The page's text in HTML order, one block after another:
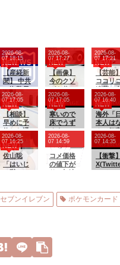
【産経新
聞】 中共
の海警局
と海軍の
船が衝突2
人死亡
南シナ海
でフィリ
ピン船を
追跡中、
公表まで
に1年
NEW
2026-08-
07 18:15
【画像】
今のクソ
ガキ共、
これを見
たこと無
くて渡さ
れたらパ
ニクるら
しいｗｗ
ｗｗｗｗ
ｗｗｗｗ
ｗｗｗ
NEW
2026-08-
07 17:27
【芸能】
ココリ
遠藤の
宅、猛暑
で全館
調故障…
新品交
費300万
円…高額
費用に
「高すぎ
る」
NEW
2026-08-
07 17:21
【相談】
早めに予
約した通
路側の席
に、見知
らぬ母子
が。車掌
じて無
視」して
奪われた
席は、結
局“やった
NEW
2026-08-
07 17:05
寒いので
床でうず
くまって
たら、猫
が背中に
乗ってき
た。のは
NEW
2026-08-
07 17:05
海外「日
本人は
んて気
いん
だ！」
高級紙も
驚愕し
界が衝撃
NEW
2026-08-
07 16:40
佐山聡
「はいじ
ンタされ
ずに済む
NEW
2026-08-
07 16:25
コメ価格
の値下が
2026-08-
07 14:59
【衝撃】
のバトル
勃発ｗ
2026-08-
07 14:35
セブンイレブン ポケモンカード